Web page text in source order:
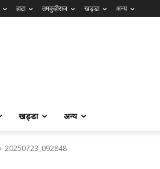
हाटा तमकुहीराज खड्डा अन्य
खड्डा अन्य
20250723_092848